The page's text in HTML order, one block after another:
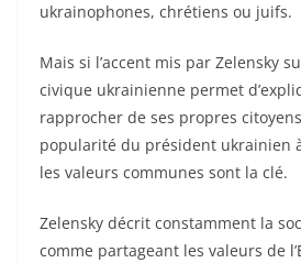
ukrainophones, chrétiens ou juifs.
Mais si l’accent mis par Zelensky
civique ukrainienne permet
rapprocher de ses propres
popularité du président ukrainien
les valeurs communes sont la clé.
Zelensky décrit constamment la
comme partageant les valeurs de